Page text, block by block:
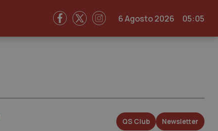
6 Agosto 2026 05:05
QS Club Newsletter